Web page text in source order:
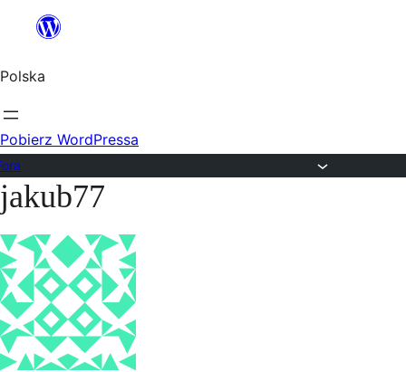
Przejdź
treści
Polska
Pobierz WordPressa
Przejdź
do
treści
jakub77